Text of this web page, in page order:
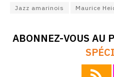
Jazz amarinois
Maurice
ABONNEZ-VOUS AU